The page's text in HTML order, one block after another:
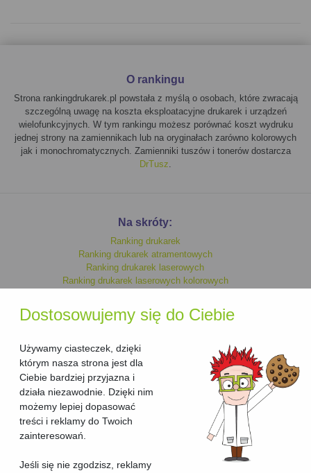
Dostosowujemy się do Ciebie
Używamy ciasteczek, dzięki
którym nasza strona jest dla
Ciebie bardziej przyjazna i
działa niezawodnie. Dzięki nim
możemy lepiej dopasować
treści i reklamy do Twoich
zainteresowań.
Jeśli się nie zgodzisz, reklamy
O rankingu
Strona rankingdrukarek.pl powstała z myślą o osobach, które zwracają
szczególną uwagę na koszta eksploatacyjne drukarek i urządzeń
wielofunkcyjnych. W tym rankingu możesz porównać koszt wydruku
jednej strony na zamiennikach lub na oryginałach zarówno kolorowych
jak i monochromatycznych. Zamienniki tuszów i tonerów dostarcza
DrTusz.
Na skróty:
Ranking drukarek
Ranking drukarek atramentowych
Ranking drukarek laserowych
Ranking drukarek laserowych kolorowych
Ranking drukarek kolorowych
Ranking drukarek laserowych
Ranking drukarek atramentowych monochromatycznych
Ranking urzadzen wielofunkcyjnych
Ranking urzadzen wielofunkcyjnych laserowych
Ranking urzadzen wielofunkcyjnych laserowych kolorowych
Ranking urzadzen wielofunkcyjnych kolorowych
Ranking urzadzen wielofunkcyjnych atramentowych kolorowych
Ranking urzadzen wielofunkcyjnych atramentowych
Ranking urzadzen wielofunkcyjnych atramentowych